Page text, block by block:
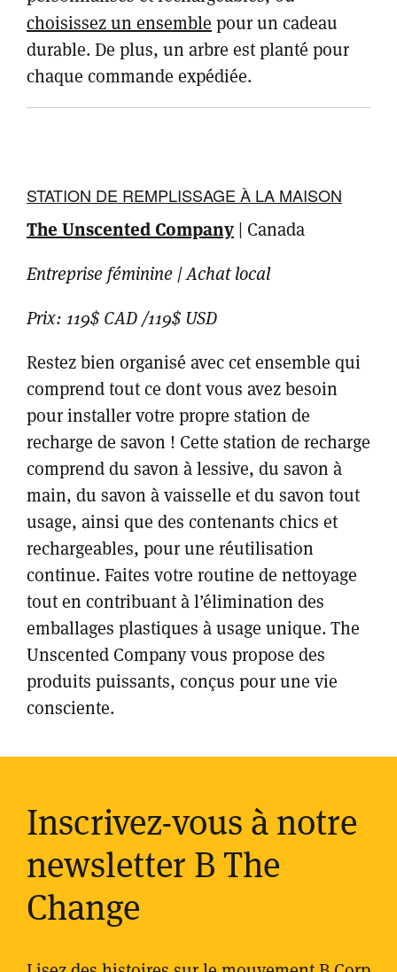
choisissez un ensemble pour un cadeau
durable. De plus, un arbre est planté pour
chaque commande expédiée.
STATION DE REMPLISSAGE À LA MAISON
The Unscented Company | Canada
Entreprise féminine | Achat local
Prix: 119$ CAD /119$ USD
Restez bien organisé avec cet ensemble qui
comprend tout ce dont vous avez besoin
pour installer votre propre station de
recharge de savon ! Cette station de recharge
comprend du savon à lessive, du savon à
main, du savon à vaisselle et du savon tout
usage, ainsi que des contenants chics et
rechargeables, pour une réutilisation
continue. Faites votre routine de nettoyage
tout en contribuant à l’élimination des
emballages plastiques à usage unique. The
Unscented Company vous propose des
produits puissants, conçus pour une vie
consciente.
Inscrivez-vous à notre
newsletter B The
Change